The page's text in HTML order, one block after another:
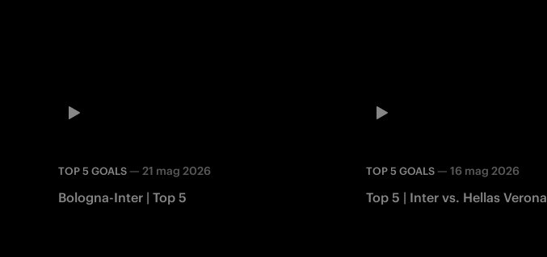
TOP 5 GOALS — 21 mag 2026
Bologna-Inter | Top 5
TOP 5 GOALS— 16 mag 2026
Top 5 | Inter vs. Hellas Verona